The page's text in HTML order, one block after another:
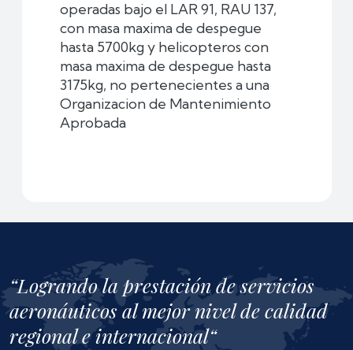
operadas bajo el LAR 91, RAU 137,
con masa maxima de despegue
hasta 5700kg y helicopteros con
masa maxima de despegue hasta
3175kg, no pertenecientes a una
Organizacion de Mantenimiento
Aprobada
“Logrando la prestación de servicios
aeronáuticos al mejor nivel de calidad
regional e internacional“